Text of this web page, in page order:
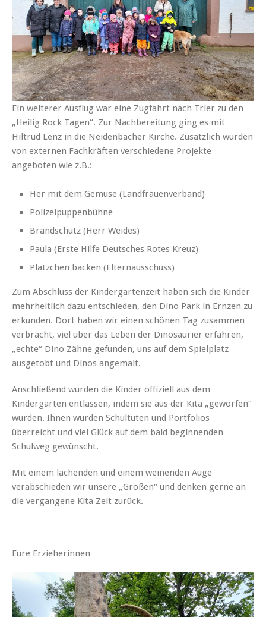
Ein weiterer Ausflug war eine Zugfahrt nach Trier zu den
„Heilig Rock Tagen“. Zur Nachbereitung ging es mit
Hiltrud Lenz in die Neidenbacher Kirche. Zusätzlich wurden
von externen Fachkräften verschiedene Projekte
angeboten wie z.B.:
Her mit dem Gemüse (Landfrauenverband)
Polizeipuppenbühne
Brandschutz (Herr Weides)
Paula (Erste Hilfe Deutsches Rotes Kreuz)
Plätzchen backen (Elternausschuss)
Zum Abschluss der Kindergartenzeit haben sich die Kinder
mehrheitlich dazu entschieden, den Dino Park in Ernzen zu
erkunden. Dort haben wir einen schönen Tag zusammen
verbracht, viel über das Leben der Dinosaurier erfahren,
„echte“ Dino Zähne gefunden, uns auf dem Spielplatz
ausgetobt und Dinos angemalt.
Anschließend wurden die Kinder offiziell aus dem
Kindergarten entlassen, indem sie aus der Kita „geworfen“
wurden. Ihnen wurden Schultüten und Portfolios
überreicht und viel Glück auf dem bald beginnenden
Schulweg gewünscht.
Mit einem lachenden und einem weinenden Auge
verabschieden wir unsere „Großen“ und denken gerne an
die vergangene Kita Zeit zurück.
Eure Erzieherinnen